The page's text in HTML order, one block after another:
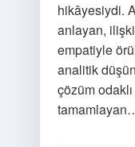
hikâyesiydi.
anlayan,
empatiyle
analitik
çözüm